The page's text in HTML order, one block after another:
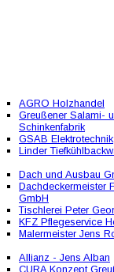
AGRO Holzhandel
Greußener Salami-
Schinkenfabrik
GSAB Elektrotechnik
Linder
Dach und Ausbau
Dachdeckermeister
GmbH
Tischlerei Peter
KFZ Pflegeservice
Malermeister Jens
Allianz - Jens Alban
CURA Konzept